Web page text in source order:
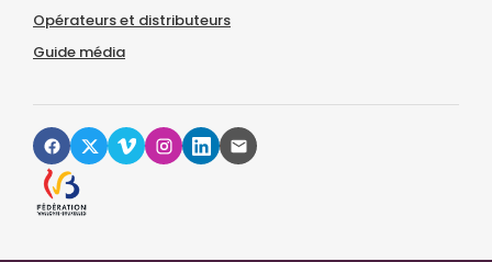
Opérateurs et distributeurs
Guide média